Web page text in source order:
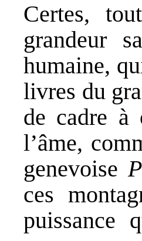
Certes,
grandeur
humaine,
livres du
de cadre à
l’âme,
genevoise
ces
puissance